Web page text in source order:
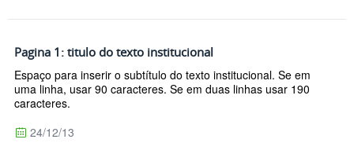
Pagina 1: titulo do texto institucional
Espaço para inserir o subtítulo do texto institucional. Se em
uma linha, usar 90 caracteres. Se em duas linhas usar 190
caracteres.
24/12/13